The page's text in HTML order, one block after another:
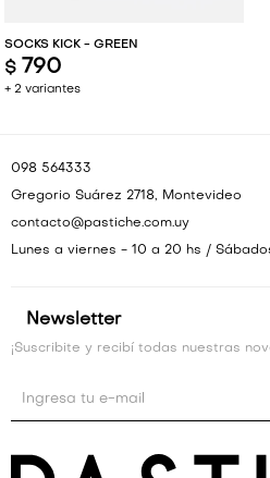
SOCKS KICK - GREEN
+ 2 variantes
$ 790
Newsletter
¡Suscribite y recibí todas nuestras
098 564333
Gregorio Suárez 2718, Montevideo
contacto@pastiche.com.uy
Lunes a viernes - 10 a 20 hs /